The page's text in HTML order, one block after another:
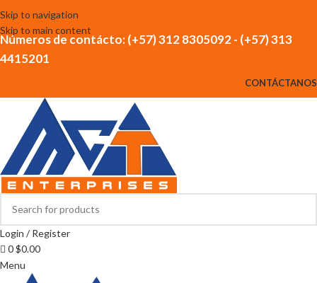
Skip to navigation
Skip to main content
Números de contácto: (+57) 312 8305092 - (+57) 313
4415201
CONTÁCTANOS
Login / Register
0$0.00
Menu